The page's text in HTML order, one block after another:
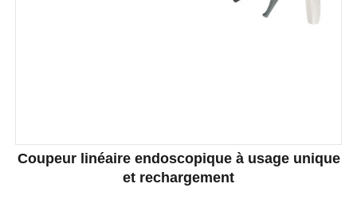
Coupeur linéaire endoscopique à usage unique
et rechargement